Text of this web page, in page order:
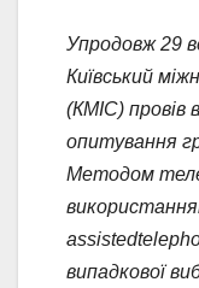
Упродовж 29
Київський
(КМІС) провів
опитування
Методом
assisted
випадкової